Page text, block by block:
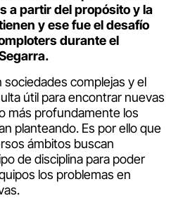
a partir del propósito y la
y ese fue el desafío
durante el
sociedades complejas y el
útil para encontrar nuevas
más profundamente los
planteando. Es por ello que
ámbitos buscan
de disciplina para poder
los problemas en